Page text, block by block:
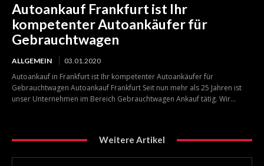
Autoankauf Frankfurt ist Ihr
kompetenter Autoankäufer für
Gebrauchtwagen
ALLGEMEIN 03.01.2020
Autoankauf in Frankfurt ist Ihr kompetenter Autoankäufer für
Gebrauchtwagen Autoankauf Frankfurt Seit nun mehr als 25 Jahren ist
unser Unternehmen im Bereich Gebrauchtwagen Ankauf tätig. Wir...
Weitere Artikel